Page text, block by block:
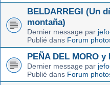
BELDARREGI (Un
montaña)
Dernier message par
Publié dans Forum
PEÑA DEL MORO
Dernier message par
Publié dans Forum